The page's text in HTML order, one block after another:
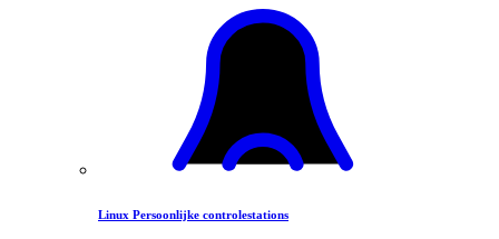
Linux Persoonlijke controlestations